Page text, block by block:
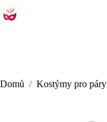
to
Domů / Kostýmy pro páry